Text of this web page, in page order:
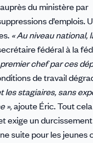
du ministère par
d’emplois.
« Au niveau national,
fédéral à la
chef par ces
de travail
les stagiaires, sans
»,ajoute Éric. Tout
exige un
suite pour les jeunes